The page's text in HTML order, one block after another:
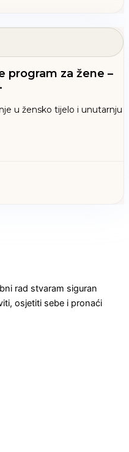
program za žene –
u žensko tijelo i unutarnju
rad stvaram siguran
osjetiti sebe i pronaći